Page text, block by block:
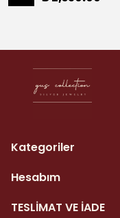
Kategoriler
Hesabım
TESLİMAT VE İADE